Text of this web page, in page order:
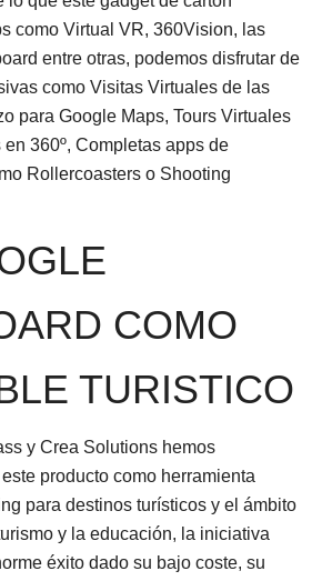
como Virtual VR, 360Vision, las
entre otras, podemos disfrutar de
como Visitas Virtuales de las
para Google Maps, Tours Virtuales
360º, Completas apps de
Rollercoasters o Shooting
COMO
TURISTICO
y Crea Solutions hemos
producto como herramienta
para destinos turísticos y el ámbito
y la educación, la iniciativa
éxito dado su bajo coste, su